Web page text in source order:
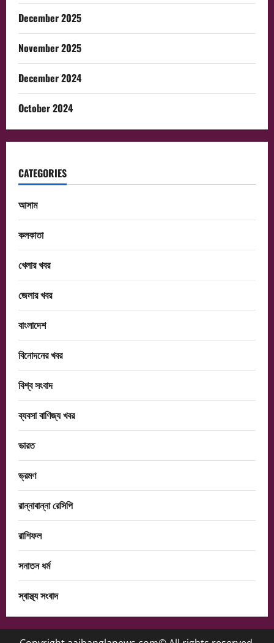
December 2025
November 2025
December 2024
October 2024
CATEGORIES
আসাম
কলকাতা
খেলার খবর
জেলার খবর
বাংলাদেশ
বিনোদনের খবর
বিশ্ব সংবাদ
ব্যবসা বাণিজ্য খবর
ভারত
ভ্রমণ
রান্নাবান্না রেসিপি
রাশিফল
সনাতন ধর্ম
স্বাস্থ্য সংবাদ